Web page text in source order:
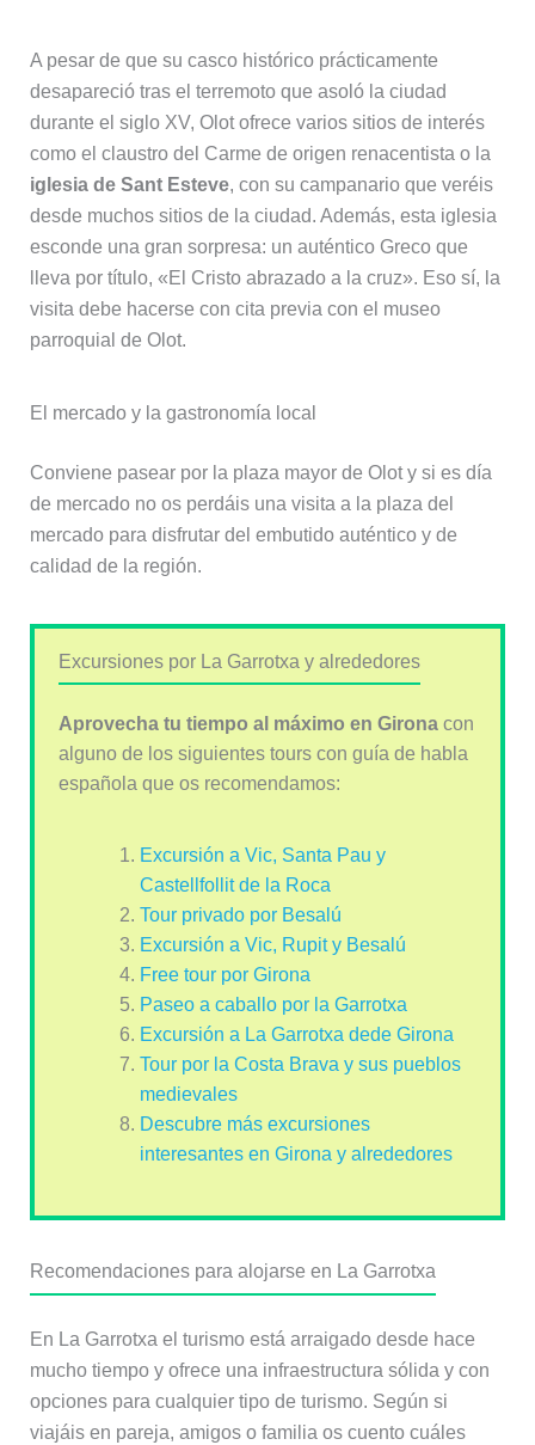
A pesar de que su casco histórico prácticamente
desapareció tras el terremoto que asoló la ciudad
durante el siglo XV, Olot ofrece varios sitios de interés
como el claustro del Carme de origen renacentista o la
iglesia de Sant Esteve, con su campanario que veréis
desde muchos sitios de la ciudad. Además, esta iglesia
esconde una gran sorpresa: un auténtico Greco que
lleva por título, «El Cristo abrazado a la cruz». Eso sí, la
visita debe hacerse con cita previa con el museo
parroquial de Olot.
El mercado y la gastronomía local
Conviene pasear por la plaza mayor de Olot y si es día
de mercado no os perdáis una visita a la plaza del
mercado para disfrutar del embutido auténtico y de
calidad de la región.
Excursiones por La Garrotxa y alrededores
Aprovecha tu tiempo al máximo en Gironacon
alguno de los siguientes tours con guía de habla
española que os recomendamos:
Excursión a Vic, Santa Pau y
Castellfollit de la Roca
Tour privado por Besalú
Excursión a Vic, Rupit y Besalú
Free tour por Girona
Paseo a caballo por la Garrotxa
Excursión a La Garrotxa dede Girona
Tour por la Costa Brava y sus pueblos
medievales
Descubre más excursiones
interesantes en Girona y alrededores
Recomendaciones para alojarse en La Garrotxa
En La Garrotxa el turismo está arraigado desde hace
mucho tiempo y ofrece una infraestructura sólida y con
opciones para cualquier tipo de turismo. Según si
viajáis en pareja, amigos o familia os cuento cuáles